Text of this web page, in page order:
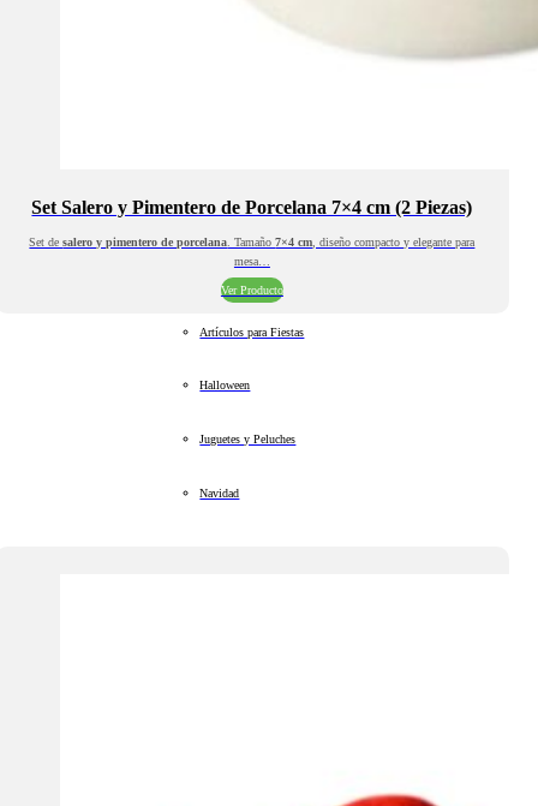
Set Salero y Pimentero de Porcelana 7×4 cm (2 Piezas)
Set desalero y pimentero de porcelana . Tamaño7×4 cm , diseño compacto y elegante para
mesa…
Ver Producto
Artículos para Fiestas
Halloween
Juguetes y Peluches
Navidad